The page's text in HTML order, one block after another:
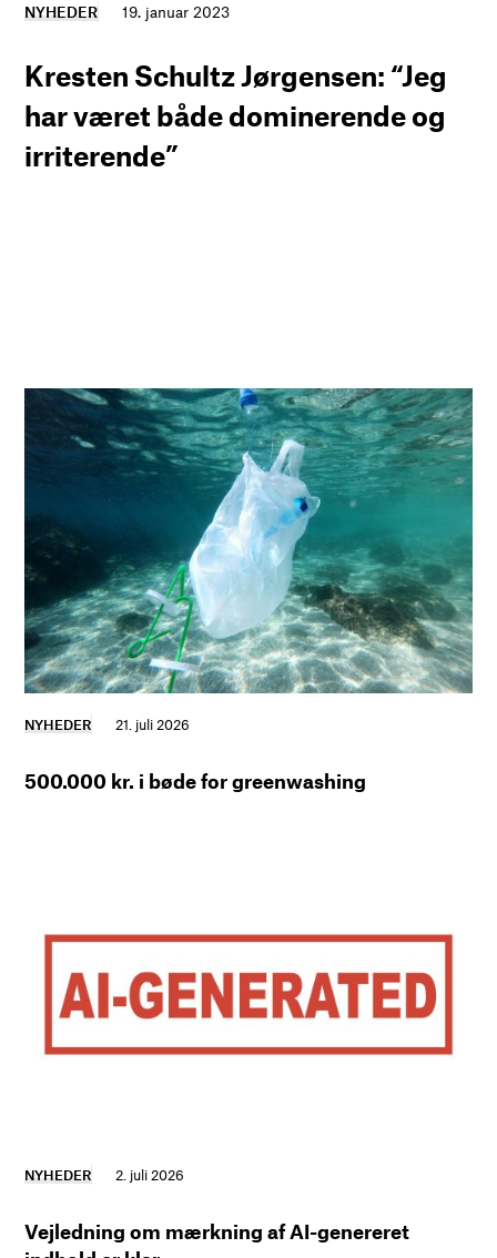
NYHEDER 19. januar 2023
Kresten Schultz Jørgensen: “Jeg
har været både dominerende og
irriterende”
NYHEDER 21. juli 2026
500.000 kr. i bøde for greenwashing
NYHEDER 2. juli 2026
Vejledning om mærkning af AI-genereret